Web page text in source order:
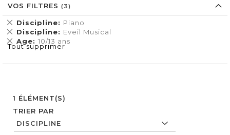
1 ÉLÉMENT(S)
TRIER PAR
VOS FILTRES
Discipline Piano
Supprimer
cet
Élément
Discipline Eveil Musical
Supprimer
cet
Élément
Age 10/13 ans
Supprimer
cet
Tout supprimer